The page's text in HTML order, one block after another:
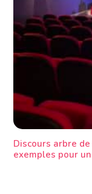
Discours arbre
exemples pour